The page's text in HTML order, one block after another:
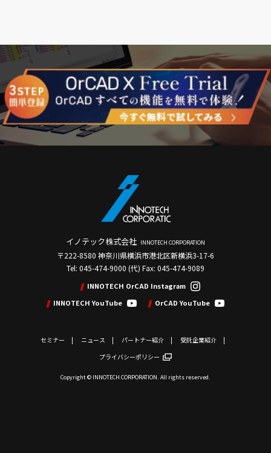
イノテック株式会社 INNOTECH CORPORATION
〒222-8580 神奈川県横浜市港北区新横浜3-17-6
Tel: 045-474-9000 (代) Fax: 045-474-9089
INNOTECH OrCAD Instagram
INNOTECH YouTube
OrCAD YouTube
セミナー ニュース パートナー紹介
受託企業紹介
プライバシーポリシー
Copyright © INNOTECH CORPORATION. All rights reserved.